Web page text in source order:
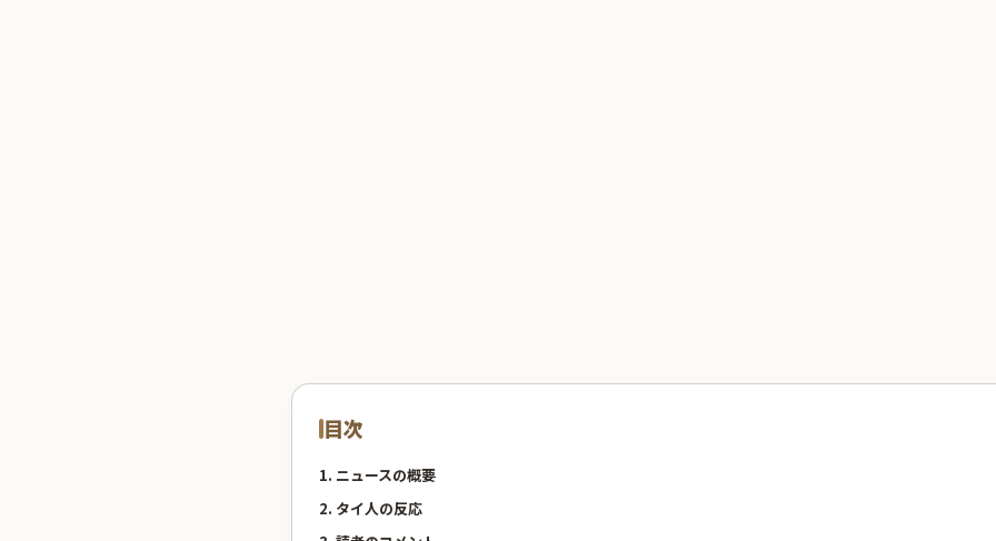
目次
1. ニュースの概要
2. タイ人の反応